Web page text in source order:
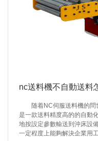
nc送料機不自動送料
随着NC伺服送料機的問
是一款送料精度高的的自動
地按設定參數輸送到沖床設
一定程度上能夠解決企業用工